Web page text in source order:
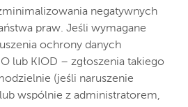
negatywnych
praw. Jeśli wymagane
ochrony danych
lub KIOD – zgłoszenia takiego
(jeśli naruszenie
wspólnie z administratorem,